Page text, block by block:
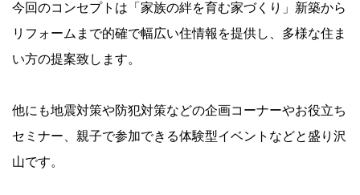
今回のコンセプトは「家族の絆を育む家づくり」新築から
リフォームまで的確で幅広い住情報を提供し、多様な住ま
い方の提案致します。
他にも地震対策や防犯対策などの企画コーナーやお役立ち
セミナー、親子で参加できる体験型イベントなどと盛り沢
山です。